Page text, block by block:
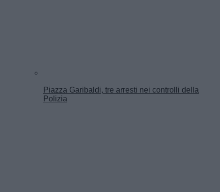
Piazza Garibaldi, tre arresti nei controlli della
Polizia